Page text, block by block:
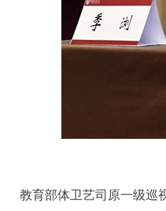
教育部体卫艺司原一级巡视